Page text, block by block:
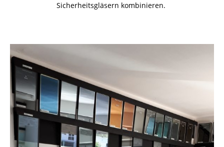
Sicherheitsgläsern kombinieren.